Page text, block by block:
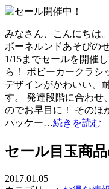
みなさん、こんにちは
ボーネルンドあそびの
1/15までセールを開催
ら！ ボビーカークラシ
デザインがかわいい、
す。 発達段階に合わせ
のでお早目に！ そのほ
パッケー…続きを読む
セール目玉商
2017.01.05